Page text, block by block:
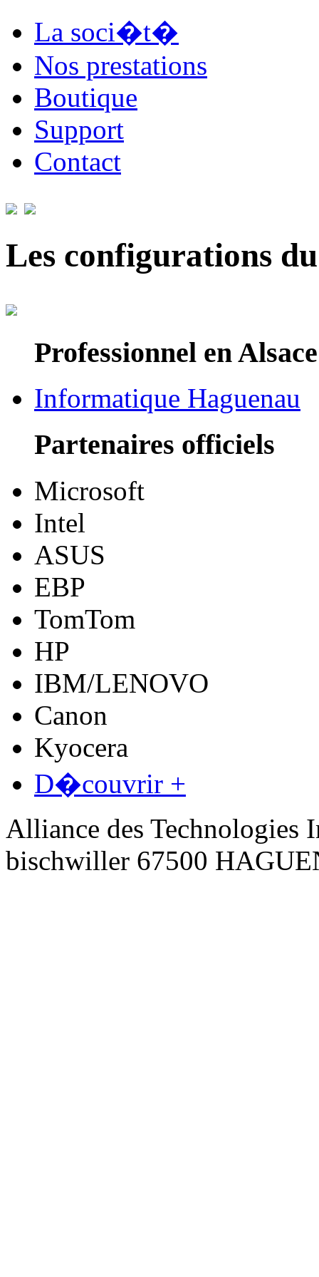
La soci�t�
Nos prestations
Boutique
Support
Contact
Les configurations
Professionnel en Alsace
Informatique Haguenau
Partenaires officiels
Microsoft
Intel
ASUS
EBP
TomTom
HP
IBM/LENOVO
Canon
Kyocera
D�couvrir +
Alliance des Technologies
bischwiller 67500